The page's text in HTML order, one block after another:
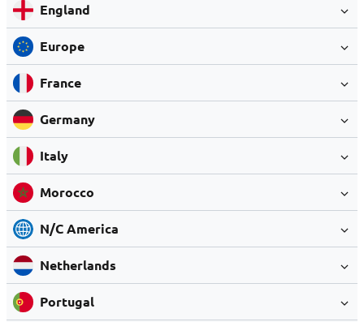
England
Europe
France
Germany
Italy
Morocco
N/C America
Netherlands
Portugal